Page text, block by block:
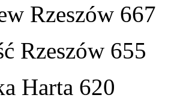
Rzeszów 667
Rzeszów 655
Harta 620